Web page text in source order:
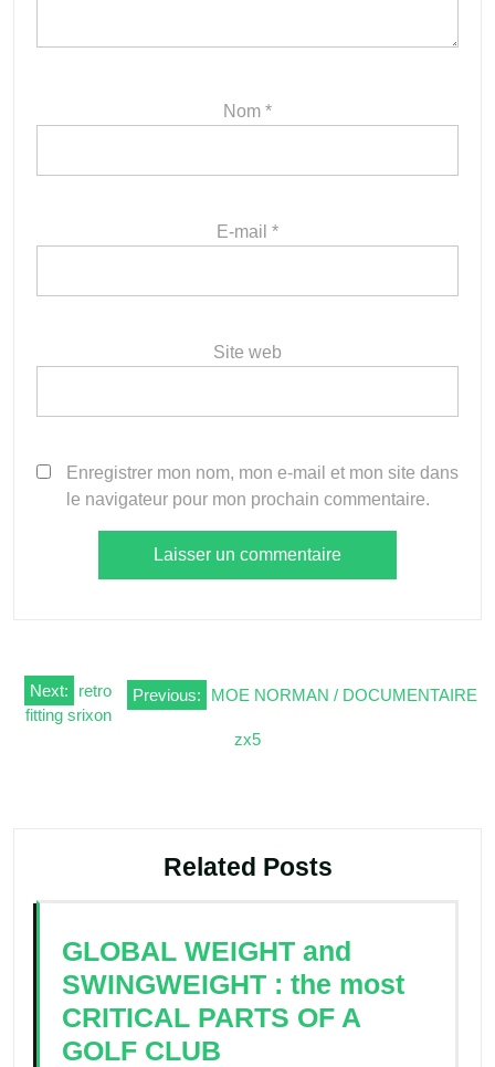
Nom *
E-mail *
Site web
Enregistrer mon nom, mon e-mail et mon site dans
le navigateur pour mon prochain commentaire.
Navigation
de
Previous: MOE NORMAN / DOCUMENTAIRE
Next:
retro
fitting srixon
zx5
Related Posts
GLOBAL WEIGHT and
SWINGWEIGHT : the most
CRITICAL PARTS OF A
GOLF CLUB